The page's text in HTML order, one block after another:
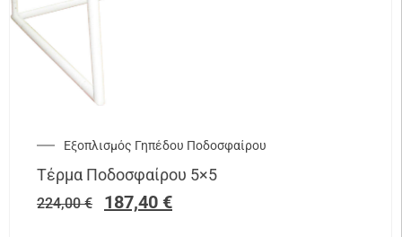
Εξοπλισμός Γηπέδου Ποδοσφαίρου
Τέρμα Ποδοσφαίρου 5×5
224,00€ 187,40 €